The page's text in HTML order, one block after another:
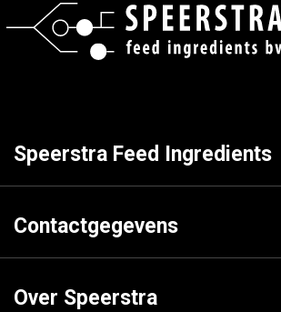
Speerstra Feed Ingredients
Contactgegevens
Over Speerstra